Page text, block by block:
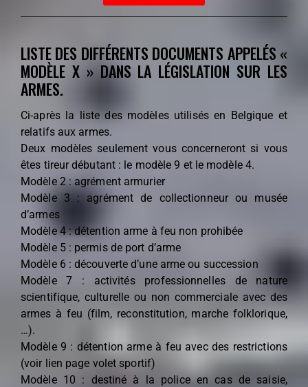
LISTE DES DIFFÉRENTS DOCUMENTS APPELÉS «
MODÈLE X » DANS LA LÉGISLATION SUR LES
ARMES.
Ci-après la liste des modèles utilisés en Belgique et
relatifs aux armes.
Deux modèles seulement vous concerneront si vous
êtes tireur débutant : le modèle 9 et le modèle 4.
Modèle 2 : agrément armurier
Modèle 3 : agrément de collectionneur ou musée
d’armes
Modèle 4 : détention arme à feu non prohibée
Modèle 5 : permis de port d’arme
Modèle 6 : découverte d’une arme ou succession
Modèle 7 : activités professionnelles de nature
scientifique, culturelle ou non commerciale avec des
armes à feu (film, reconstitution, marche folklorique,
…).
Modèle 9 : détention arme à feu avec des restrictions
(voir lien page volet sportif)
Modèle 10 : destiné à la police en cas de saisie,